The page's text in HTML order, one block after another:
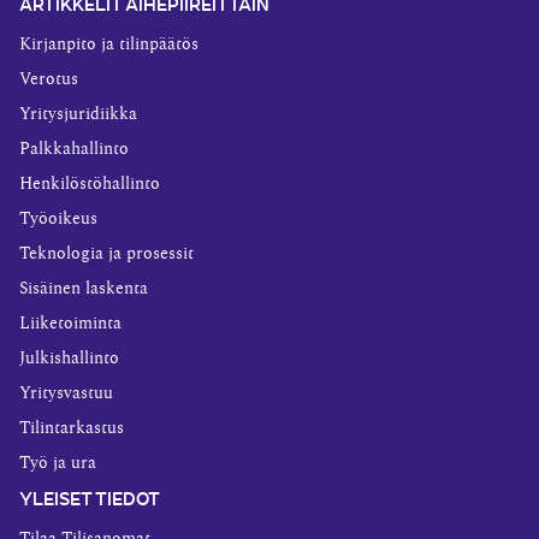
Kirjanpito ja tilinpäätös
Verotus
Yritysjuridiikka
Palkkahallinto
Henkilöstöhallinto
Työoikeus
Teknologia ja prosessit
Sisäinen laskenta
Liiketoiminta
Julkishallinto
Yritysvastuu
Tilintarkastus
Työ ja ura
YLEISET TIEDOT